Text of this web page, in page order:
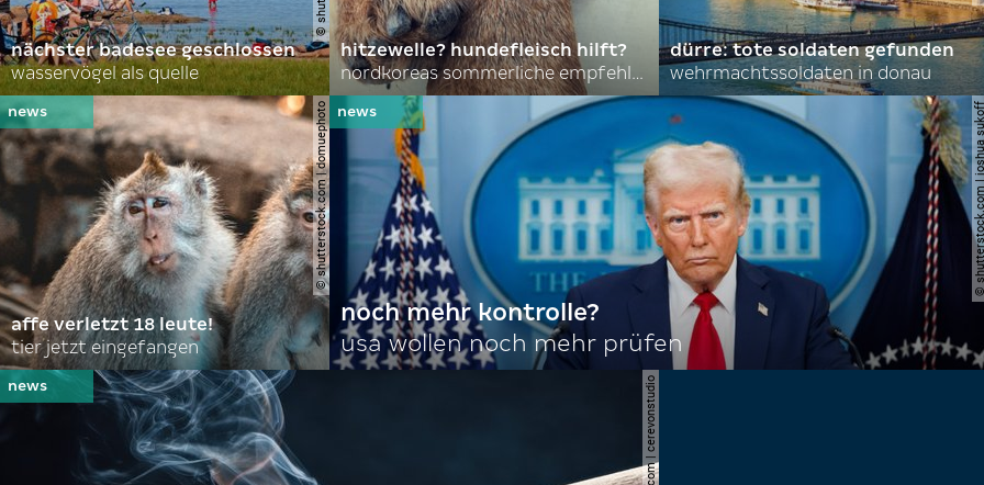
nächster badesee geschlossen
wasservögel als quelle
hitzewelle? hundefleisch hilft?
nordkoreas sommerliche empfehlungen
dürre: tote soldaten gefunden
wehrmachtssoldaten in donau
© shutterstock.com | domuephoto
affe verletzt 18 leute!
tier jetzt eingefangen
©
noch mehr kontrolle?
usa wollen noch mehr prüfen